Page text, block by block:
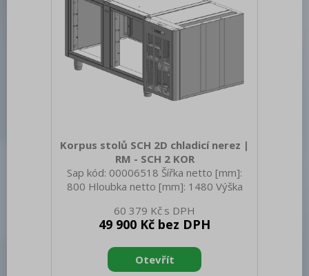
Korpus stolů SCH 2D chladicí nerez |
RM - SCH 2 KOR
Sap kód: 00006518 Šířka netto [mm]:
800 Hloubka netto [mm]: 1480 Výška
70.00 Šířka brutto [mm]: 800 Hloubka
brutto [mm]: 1480 Výška brutto [mm]:
Materiál: Nerez
60 379 Kč
49 900 Kč bez DPH